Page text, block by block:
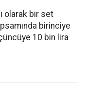
olarak bir set
birinciye
10 bin lira